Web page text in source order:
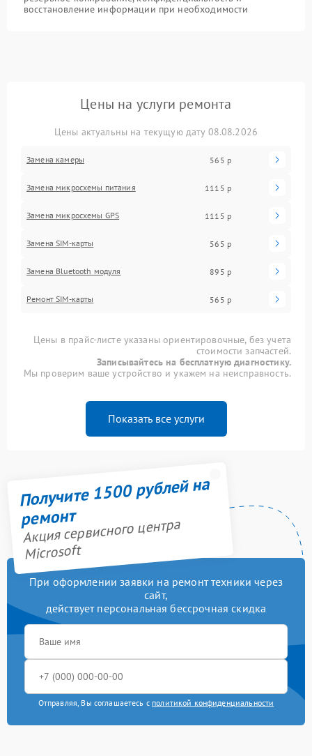
восстановление информации при необходимости
Цены на услуги ремонта
Цены актуальны на текущую дату 08.08.2026
Замена камеры 565 р
Замена микросхемы питания 1115 р
Замена микросхемы GPS 1115 р
Замена SIM-карты 565 р
Замена Bluetooth модуля 895 р
Ремонт SIM-карты 565 р
Цены в прайс-листе указаны ориентировочные, без учета
стоимости запчастей.
Записывайтесь на бесплатную диагностику.
Мы проверим ваше устройство и укажем на неисправность.
Показать все услуги
Получите 1500 рублей на
ремонт
Акция сервисного центра
Microsoft
При оформлении заявки на ремонт техники через
сайт,
действует персональная бессрочная скидка
Отправляя, Вы соглашаетесь с политикой конфиденциальности